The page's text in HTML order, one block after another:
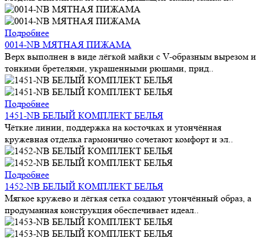
Подробнее
0014-NB МЯТНАЯ ПИЖАМА
Верх выполнен в виде лёгкой майки с V-образным вырезом и
тонкими бретелями, украшенными рюшами, прид..
Подробнее
1451-NB БЕЛЫЙ КОМПЛЕКТ БЕЛЬЯ
Чёткие линии, поддержка на косточках и утончённая
кружевная отделка гармонично сочетают комфорт и эл..
Подробнее
1452-NB БЕЛЫЙ КОМПЛЕКТ БЕЛЬЯ
Мягкое кружево и лёгкая сетка создают утончённый образ, а
продуманная конструкция обеспечивает идеал..